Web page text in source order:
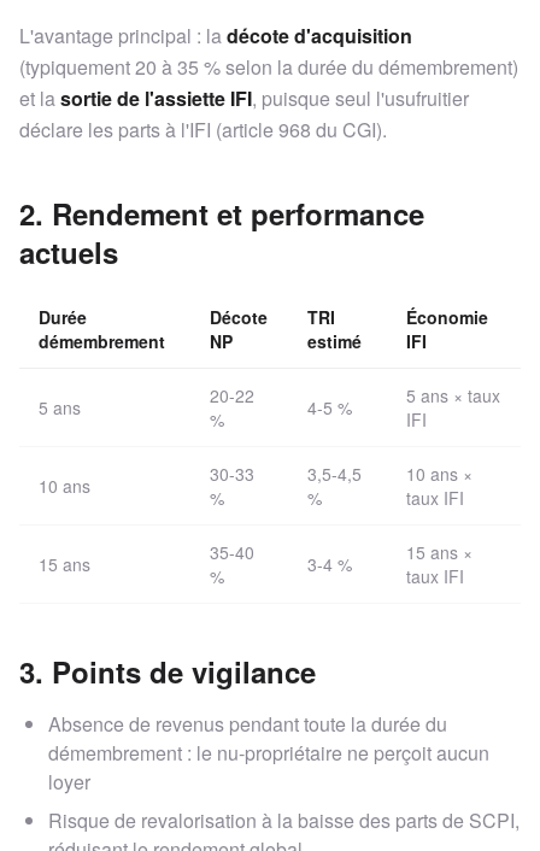
L'avantage principal : ladécote d'acquisition
(typiquement 20 à 35 % selon la durée du démembrement)
et lasortie de l'assiette IFI, puisque seul l'usufruitier
déclare les parts à l'IFI (article 968 du CGI).
2. Rendement et performance
actuels
Durée
démembrement
Décote
NP
TRI
estimé
Économie
IFI
5 ans
20-22
%
4-5 %
5 ans × taux
IFI
10 ans
30-33
%
3,5-4,5
%
10 ans ×
taux IFI
15 ans
35-40
%
3-4 %
15 ans ×
taux IFI
3. Points de vigilance
Absence de revenus pendant toute la durée du
démembrement : le nu-propriétaire ne perçoit aucun
loyer
Risque de revalorisation à la baisse des parts de SCPI,